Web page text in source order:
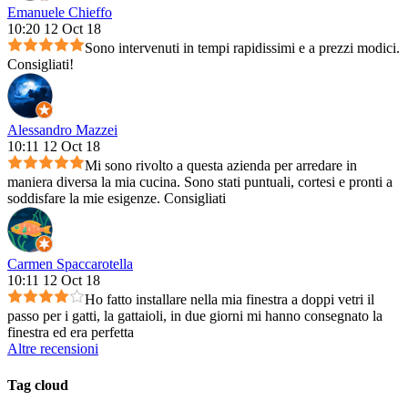
Emanuele Chieffo
10:20 12 Oct 18
Sono intervenuti in tempi rapidissimi e a prezzi modici.
Consigliati!
Alessandro Mazzei
10:11 12 Oct 18
Mi sono rivolto a questa azienda per arredare in
maniera diversa la mia cucina. Sono stati puntuali, cortesi e pronti a
soddisfare la mie esigenze. Consigliati
Carmen Spaccarotella
10:11 12 Oct 18
Ho fatto installare nella mia finestra a doppi vetri il
passo per i gatti, la gattaioli, in due giorni mi hanno consegnato la
finestra ed era perfetta
Altre recensioni
Tag cloud